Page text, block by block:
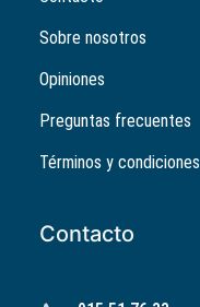
Sobre nosotros
Opiniones
Preguntas frecuentes
Términos y condiciones
Contacto